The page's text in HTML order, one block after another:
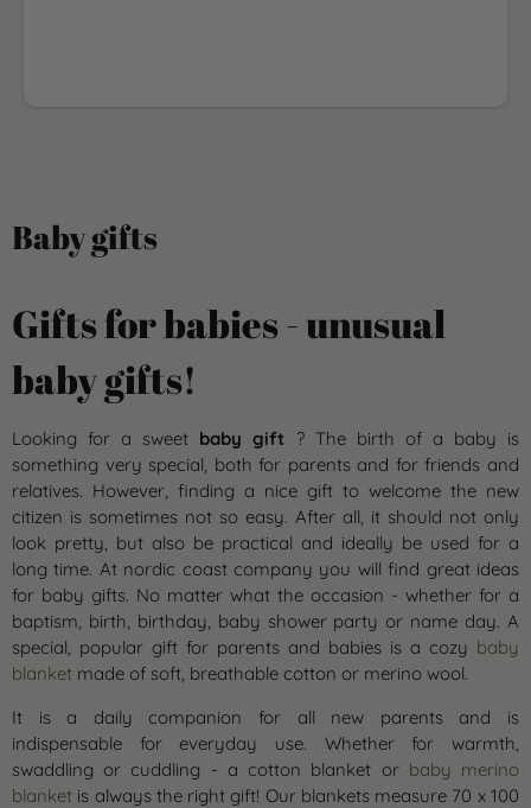
Baby gifts
Gifts for babies - unusual
baby gifts!
Looking for a sweet baby gift ? The birth of a baby is
something very special, both for parents and for friends and
relatives. However, finding a nice gift to welcome the new
citizen is sometimes not so easy. After all, it should not only
look pretty, but also be practical and ideally be used for a
long time. At nordic coast company you will find great ideas
for baby gifts. No matter what the occasion - whether for a
baptism, birth, birthday, baby shower party or name day. A
special, popular gift for parents and babies is a cozy baby
blanket made of soft, breathable cotton or merino wool.
It is a daily companion for all new parents and is
indispensable for everyday use. Whether for warmth,
swaddling or cuddling - a cotton blanket or baby merino
blanket is always the right gift! Our blankets measure 70 x 100